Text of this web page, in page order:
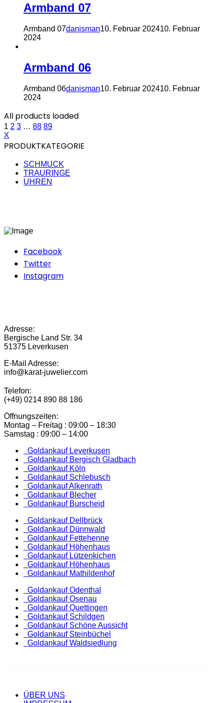
Armband 07
Armband 07danisman10. Februar 202410. Februar
2024
Armband 06
Armband 06danisman10. Februar 202410. Februar
2024
All products loaded
1 2 3 … 88 89
X
PRODUKTKATEGORIE
SCHMUCK
TRAURINGE
UHREN
Facebook
Twitter
Instagram
Adresse:
Bergische Land Str. 34
51375 Leverkusen
E-Mail Adresse:
info@karat-juwelier.com
Telefon:
(+49) 0214 890 88 186
Öffnungszeiten:
Montag – Freitag : 09:00 – 18:30
Samstag : 09:00 – 14:00
Goldankauf Leverkusen
Goldankauf Bergisch Gladbach
Goldankauf Köln
Goldankauf Schlebusch
Goldankauf Alkenrath
Goldankauf Blecher
Goldankauf Burscheid
Goldankauf Dellbrück
Goldankauf Dünnwald
Goldankauf Fettehenne
Goldankauf Höhenhaus
Goldankauf Lützenkichen
Goldankauf Höhenhaus
Goldankauf Mathildenhof
Goldankauf Odenthal
Goldankauf Osenau
Goldankauf Quettingen
Goldankauf Schildgen
Goldankauf Schöne Aussicht
Goldankauf Steinbüchel
Goldankauf Waldsiedlung
ÜBER UNS